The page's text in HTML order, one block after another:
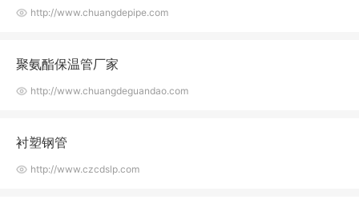
http://www.chuangdepipe.com
聚氨酯保温管厂家
http://www.chuangdeguandao.com
衬塑钢管
http://www.czcdslp.com